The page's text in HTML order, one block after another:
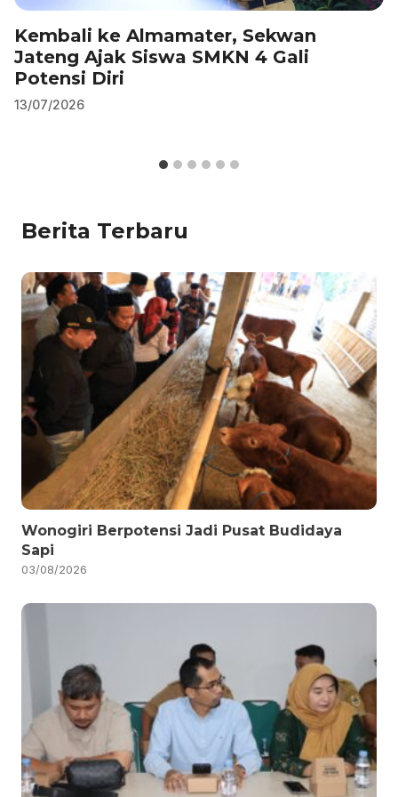
Kembali ke Almamater, Sekwan
Jateng Ajak Siswa SMKN 4 Gali
Potensi Diri
13/07/2026
Berita Terbaru
Wonogiri Berpotensi Jadi Pusat Budidaya
Sapi
03/08/2026